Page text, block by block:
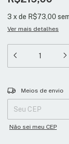
3 x de R$73,00
Ver mais detalhes
Entregas para o CEP:
Meios de envio
Não sei meu CEP